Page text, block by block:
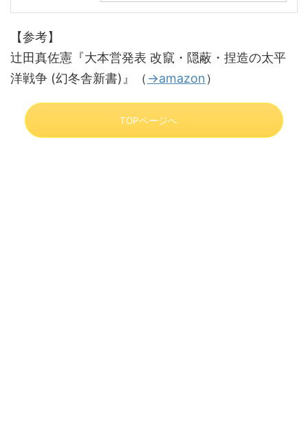
【参考】
辻田真佐憲『大本営発表 改竄・隠蔽・捏造の太平
洋戦争 (幻冬舎新書)』（ →amazon）
TOPページへ